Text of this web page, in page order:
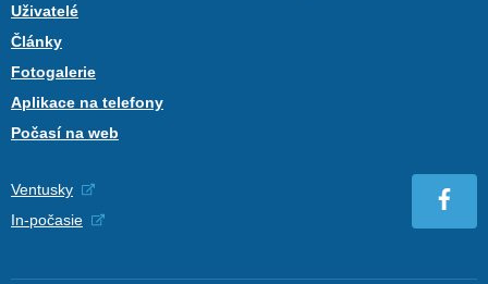
Uživatelé
Články
Fotogalerie
Aplikace na telefony
Počasí na web
Ventusky
In-počasie